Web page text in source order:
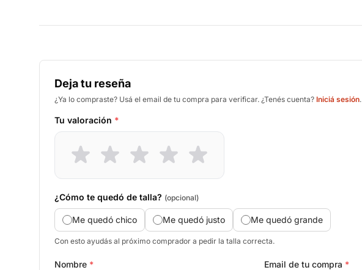
Deja tu reseña
¿Ya lo compraste? Usá el email de tu compra para verificar. ¿Tenés cuenta? Iniciá sesión.
Tu valoración *
¿Cómo te quedó de talla? (opcional)
Me quedó chico Me quedó justo Me quedó grande
Con esto ayudás al próximo comprador a pedir la talla correcta.
Nombre * Email de tu compra *